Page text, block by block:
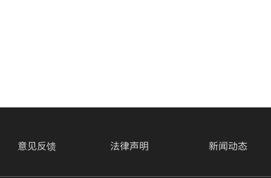
新闻动态
意见反馈 法律声明